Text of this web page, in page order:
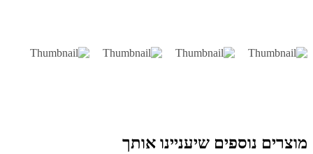
נוספים שיעניינו אותך